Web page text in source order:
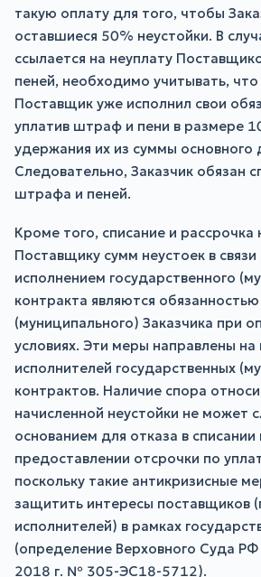
такую оплату для того, чтобы
оставшиеся 50% неустойки. В
ссылается на неуплату
пеней, необходимо учитывать,
Поставщик уже исполнил свои
уплатив штраф и пени в размере
удержания их из суммы основного
Следовательно, Заказчик обязан
штрафа и пеней.
Кроме того, списание и рассрочка
Поставщику сумм неустоек в
исполнением государственного
контракта являются
(муниципального) Заказчика при
условиях. Эти меры направлены
исполнителей государственных
контрактов. Наличие спора
начисленной неустойки не может
основанием для отказа в списании
предоставлении отсрочки по
поскольку такие антикризисные
защитить интересы поставщиков
исполнителей) в рамках
(определение Верховного Суда РФ
2018 г. № 305-ЭС18-5712).